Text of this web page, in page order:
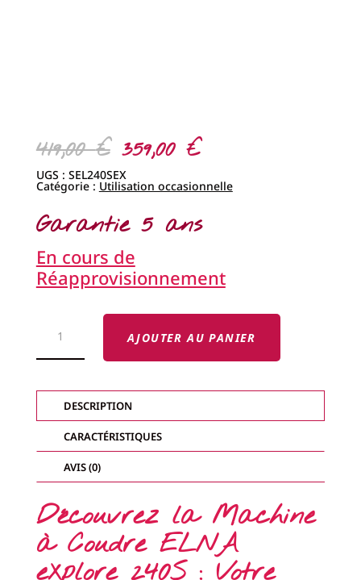
EXPLORE
240S
CARACTÉRISTIQUES
AVIS (0)
Découvrez la Machine
à Coudre ELNA
eXplore 240S : Votre
Partenaire Idéal en
Couture
Plongez dans l'univers passionnant de la couture
sans aucune complication grâce à la
être à la fois incroyablement robuste et d'une
choix parfait pour toutes celles et ceux qui font
leurs premiers pas dans le monde de la couture ou
qui pratiquent cette passion de manière
occasionnelle. Avec son design intuitif et sa fiabilité